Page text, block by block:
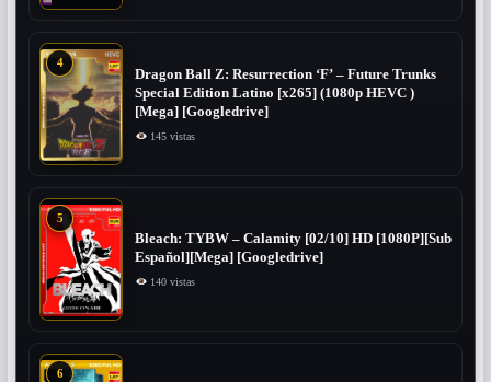
4
Dragon Ball Z: Resurrection ‘F’ – Future Trunks
Special Edition Latino [x265] (1080p HEVC )
[Mega] [Googledrive]
145 vistas
5
Bleach: TYBW – Calamity [02/10] HD [1080P][Sub
Español][Mega] [Googledrive]
140 vistas
6